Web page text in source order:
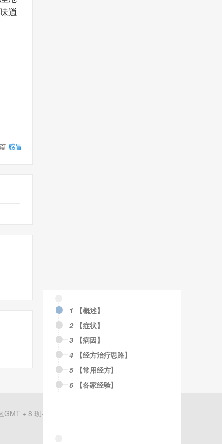
逍
感冒
1
【概述】
2
【症状】
3
【病因】
4
【经方治疗思路】
5
【常用经方】
6
【各家经验】
GMT + 8 现在时间是 08-08 18:59